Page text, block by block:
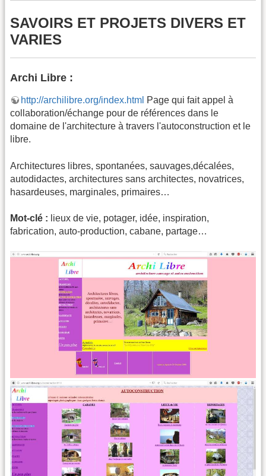
SAVOIRS ET PROJETS DIVERS ET
VARIES
Archi Libre :
http://archilibre.org/index.html Page qui fait appel à
collaboration/échange pour de références dans le
domaine de l'architecture à travers l'autoconstruction et le
libre.
Architectures libres, spontanées, sauvages,décalées,
autodidactes, architectures sans architectes, novatrices,
hasardeuses, marginales, primaires…
Mot-clé : lieux de vie, potager, idée, inspiration,
fabrication, auto-production, cabane, partage…